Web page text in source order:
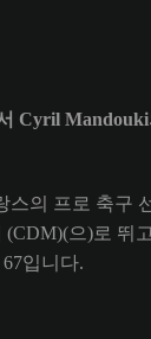
Cyril
스의 프로 축구
으)로 뛰
입니다.